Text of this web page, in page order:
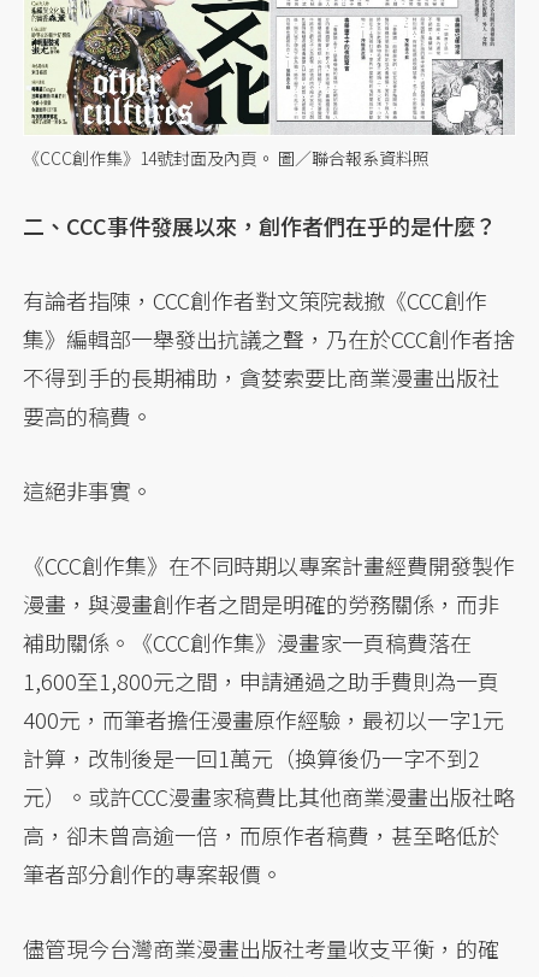
《CCC創作集》14號封面及內頁。 圖／聯合報系資料照
二、CCC事件發展以來，創作者們在乎的是什麼？
有論者指陳，CCC創作者對文策院裁撤《CCC創作
集》編輯部一舉發出抗議之聲，乃在於CCC創作者捨
不得到手的長期補助，貪婪索要比商業漫畫出版社
要高的稿費。
這絕非事實。
《CCC創作集》在不同時期以專案計畫經費開發製作
漫畫，與漫畫創作者之間是明確的勞務關係，而非
補助關係。《CCC創作集》漫畫家一頁稿費落在
1,600至1,800元之間，申請通過之助手費則為一頁
400元，而筆者擔任漫畫原作經驗，最初以一字1元
計算，改制後是一回1萬元（換算後仍一字不到2
元）。或許CCC漫畫家稿費比其他商業漫畫出版社略
高，卻未曾高逾一倍，而原作者稿費，甚至略低於
筆者部分創作的專案報價。
儘管現今台灣商業漫畫出版社考量收支平衡，的確